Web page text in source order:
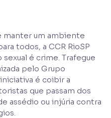
manter um ambiente
todos, a CCR RioSP
sexual é crime. Trafegue
pelo Grupo
é coibir a
que passam dos
assédio ou injúria contra